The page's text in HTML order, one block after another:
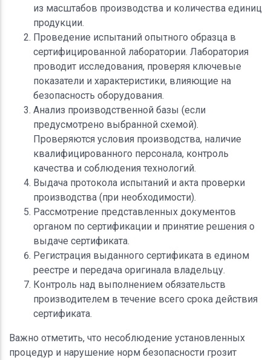
из масштабов производства и количества единиц
продукции.
Проведение испытаний опытного образца в
сертифицированной лаборатории. Лаборатория
проводит исследования, проверяя ключевые
показатели и характеристики, влияющие на
безопасность оборудования.
Анализ производственной базы (если
предусмотрено выбранной схемой).
Проверяются условия производства, наличие
квалифицированного персонала, контроль
качества и соблюдения технологий.
Выдача протокола испытаний и акта проверки
производства (при необходимости).
Рассмотрение представленных документов
органом по сертификации и принятие решения о
выдаче сертификата.
Регистрация выданного сертификата в едином
реестре и передача оригинала владельцу.
Контроль над выполнением обязательств
производителем в течение всего срока действия
сертификата.
Важно отметить, что несоблюдение установленных
процедур и нарушение норм безопасности грозит